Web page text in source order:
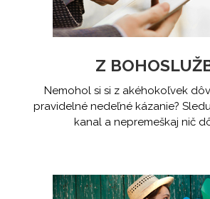
Z
Nemohol si si z akéhokoľvek
pravidelné nedeľné kázanie?
kanal a nepremeškaj nič